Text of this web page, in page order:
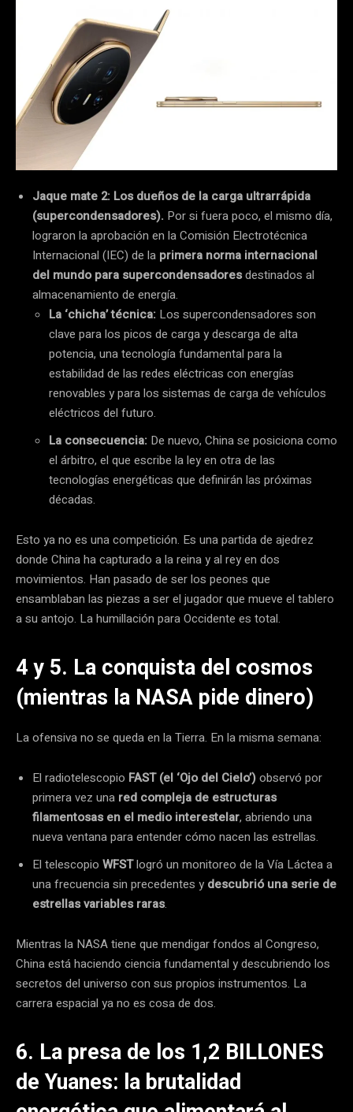
Jaque mate 2: Los dueños de la carga ultrarrápida
(supercondensadores). Por si fuera poco, el mismo día,
lograron la aprobación en la Comisión Electrotécnica
Internacional (IEC) de la primera norma internacional
del mundo para supercondensadoresdestinados al
almacenamiento de energía.
La ‘chicha’ técnica: Los supercondensadores son
clave para los picos de carga y descarga de alta
potencia, una tecnología fundamental para la
estabilidad de las redes eléctricas con energías
renovables y para los sistemas de carga de vehículos
eléctricos del futuro.
La consecuencia: De nuevo, China se posiciona como
el árbitro, el que escribe la ley en otra de las
tecnologías energéticas que definirán las próximas
décadas.
Esto ya no es una competición. Es una partida de ajedrez
donde China ha capturado a la reina y al rey en dos
movimientos. Han pasado de ser los peones que
ensamblaban las piezas a ser el jugador que mueve el tablero
a su antojo. La humillación para Occidente es total.
4 y 5. La conquista del cosmos
(mientras la NASA pide dinero)
La ofensiva no se queda en la Tierra. En la misma semana:
El radiotelescopio FAST (el ‘Ojo del Cielo’)observó por
primera vez una red compleja de estructuras
filamentosas en el medio interestelar, abriendo una
nueva ventana para entender cómo nacen las estrellas.
El telescopio WFSTlogró un monitoreo de la Vía Láctea a
una frecuencia sin precedentes y descubrió una serie de
estrellas variables raras.
Mientras la NASA tiene que mendigar fondos al Congreso,
China está haciendo ciencia fundamental y descubriendo los
secretos del universo con sus propios instrumentos. La
carrera espacial ya no es cosa de dos.
6. La presa de los 1,2 BILLONES
de Yuanes: la brutalidad